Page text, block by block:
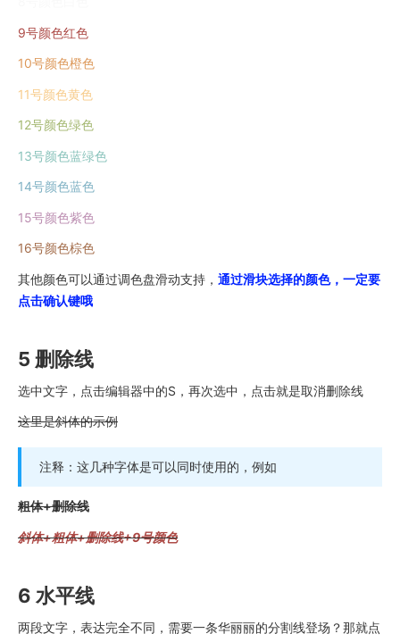
9号颜色红色
10号颜色橙色
11号颜色黄色
12号颜色绿色
13号颜色蓝绿色
14号颜色蓝色
15号颜色紫色
16号颜色棕色
其他颜色可以通过调色盘滑动支持， 通过滑块选择的颜色，一定要
点击确认键哦
5 删除线
选中文字，点击编辑器中的S，再次选中，点击就是取消删除线
这里是斜体的示例
注释：这几种字体是可以同时使用的，例如
粗体+删除线
斜体+粗体+删除线+9号颜色
6 水平线
两段文字，表达完全不同，需要一条华丽丽的分割线登场？那就点